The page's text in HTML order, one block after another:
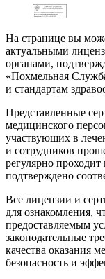
На странице вы
актуальными
органами,
«Похмельная
и стандартам
Представленные
медицинского
участвующих в
и сотрудников
регулярно
подтверждено
Все лицензии и
для ознакомления,
предоставляемым
законодательные
качества оказания
безопасность и